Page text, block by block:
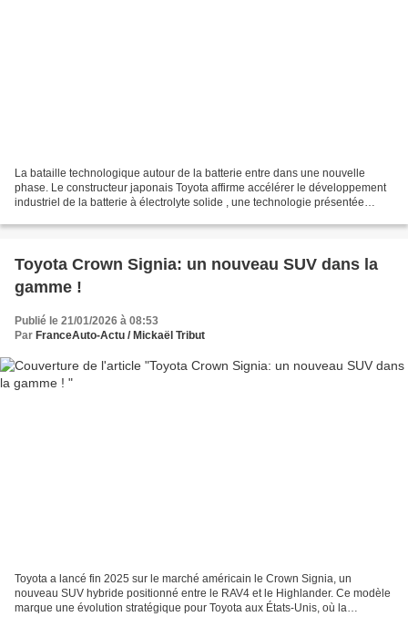
La bataille technologique autour de la batterie entre dans une nouvelle
phase. Le constructeur japonais Toyota affirme accélérer le développement
industriel de la batterie à électrolyte solide , une technologie présentée
Toyota Crown Signia: un nouveau SUV dans la
gamme !
Publié le 21/01/2026 à 08:53
Par FranceAuto-Actu / Mickaël Tribut
Toyota a lancé fin 2025 sur le marché américain le Crown Signia, un
nouveau SUV hybride positionné entre le RAV4 et le Highlander. Ce modèle
marque une évolution stratégique pour Toyota aux États-Unis, où la